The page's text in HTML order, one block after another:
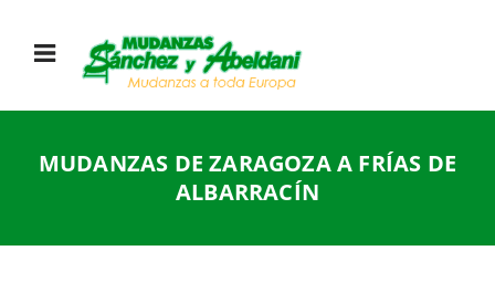
MUDANZAS DE ZARAGOZA A FRÍAS DE
ALBARRACÍN